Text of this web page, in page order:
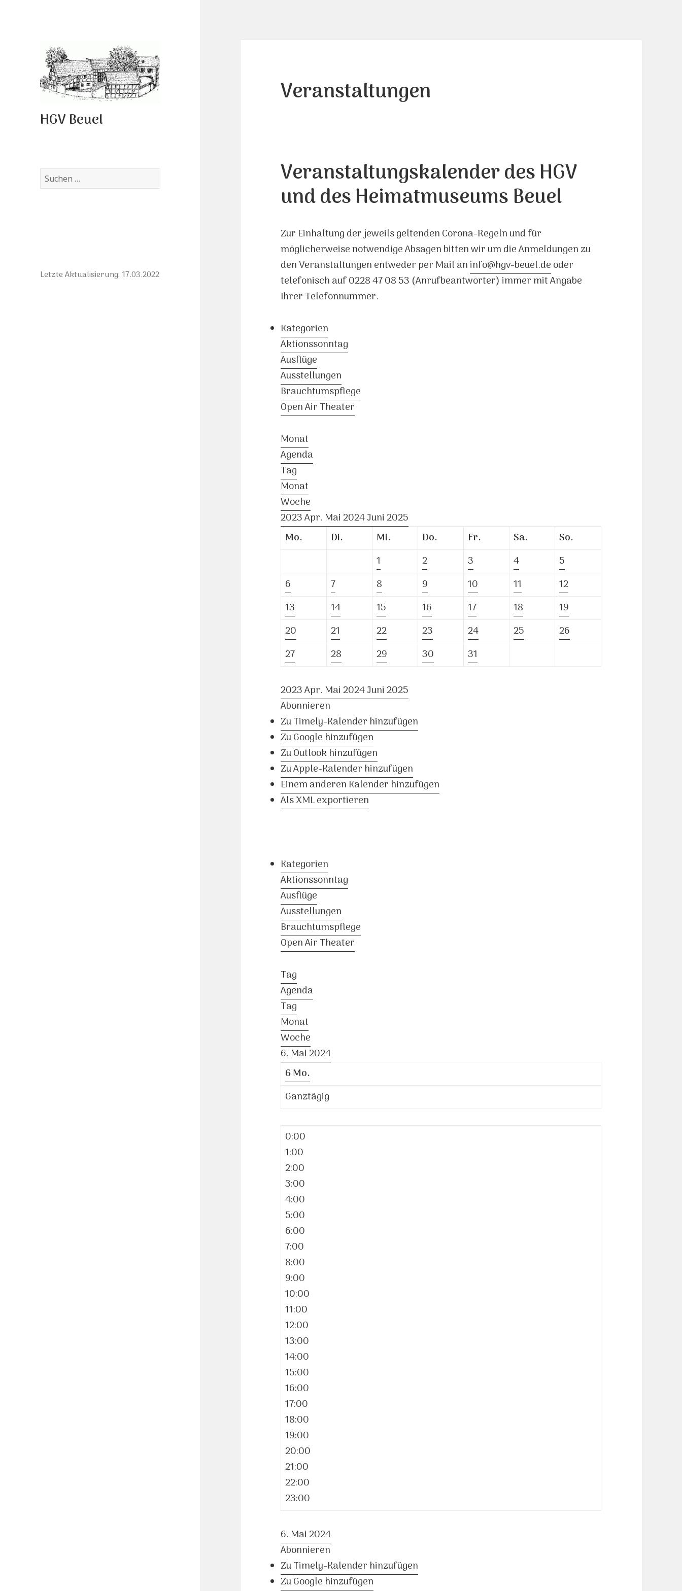
HGV Beuel
Suchen
nach:
Letzte Aktualisierung: 17.03.2022
Veranstaltungen
Veranstaltungskalender des HGV
und des Heimatmuseums Beuel
Zur Einhaltung der jeweils geltenden Corona-Regeln und für
möglicherweise notwendige Absagen bitten wir um die Anmeldungen zu
den Veranstaltungen entweder per Mail aninfo@hgv-beuel.deoder
telefonisch auf 0228 47 08 53 (Anrufbeantworter) immer mit Angabe
Ihrer Telefonnummer.
Kategorien
Aktionssonntag
Ausflüge
Ausstellungen
Brauchtumspflege
Open Air Theater
Monat
Agenda
Tag
Monat
Woche
2023Apr. Mai 2024Juni2025
Mo.
Di. Mi. Do. Fr. Sa.
So.
1
2 3 4
5
6
7 8 9 10 11
12
13
14 15 16 17 18
19
20
21 22 23 24 25
26
27
28 29 30 31
2023Apr. Mai 2024Juni2025
Abonnieren
Zu Timely-Kalender hinzufügen
Zu Google hinzufügen
Zu Outlook hinzufügen
Zu Apple-Kalender hinzufügen
Einem anderen Kalender hinzufügen
Als XML exportieren
Kategorien
Aktionssonntag
Ausflüge
Ausstellungen
Brauchtumspflege
Open Air Theater
Tag
Agenda
Tag
Monat
Woche
6. Mai 2024
6Mo.
Ganztägig
0:00
1:00
2:00
3:00
4:00
5:00
6:00
7:00
8:00
9:00
10:00
11:00
12:00
13:00
14:00
15:00
16:00
17:00
18:00
19:00
20:00
21:00
22:00
23:00
6. Mai 2024
Abonnieren
Zu Timely-Kalender hinzufügen
Zu Google hinzufügen